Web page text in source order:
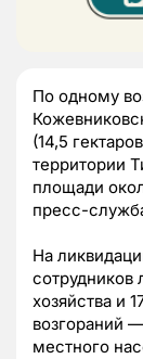
По одному
(14,5
территории
площади
пресс-
На
хозяйства и
возгораний
местного